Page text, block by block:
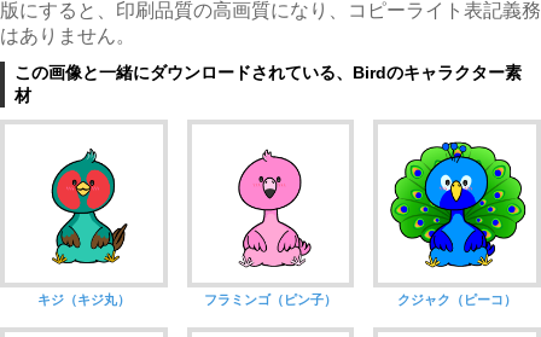
版にすると、印刷品質の高画質になり、コピーライト表記義務
はありません。
この画像と一緒にダウンロードされている、Birdのキャラクター素
材
キジ（キジ丸） フラミンゴ（ピン子） クジャク（ピーコ）